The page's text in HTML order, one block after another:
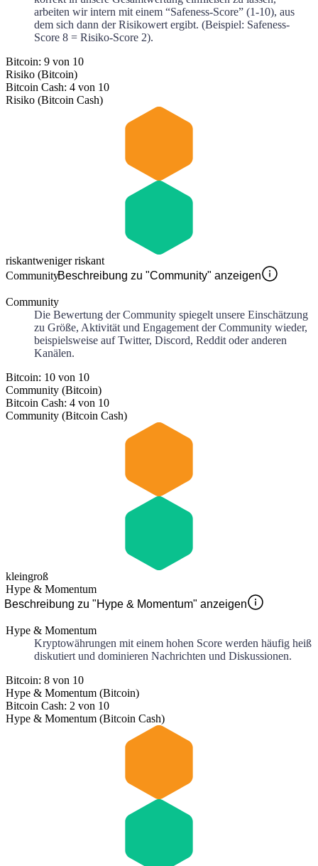
arbeiten wir intern mit einem “Safeness-Score” (1-10), aus
dem sich dann der Risikowert ergibt. (Beispiel: Safeness-
Score 8 = Risiko-Score 2).
Bitcoin: 9 von 10
Risiko (Bitcoin)
Bitcoin Cash: 4 von 10
Risiko (Bitcoin Cash)
riskantweniger riskant
CommunityBeschreibung zu "Community" anzeigen
Community
Die Bewertung der Community spiegelt unsere Einschätzung
zu Größe, Aktivität und Engagement der Community wieder,
beispielsweise auf Twitter, Discord, Reddit oder anderen
Kanälen.
Bitcoin: 10 von 10
Community (Bitcoin)
Bitcoin Cash: 4 von 10
Community (Bitcoin Cash)
kleingroß
Hype & Momentum
Beschreibung zu "Hype & Momentum" anzeigen
Hype & Momentum
Kryptowährungen mit einem hohen Score werden häufig heiß
diskutiert und dominieren Nachrichten und Diskussionen.
Bitcoin: 8 von 10
Hype & Momentum (Bitcoin)
Bitcoin Cash: 2 von 10
Hype & Momentum (Bitcoin Cash)